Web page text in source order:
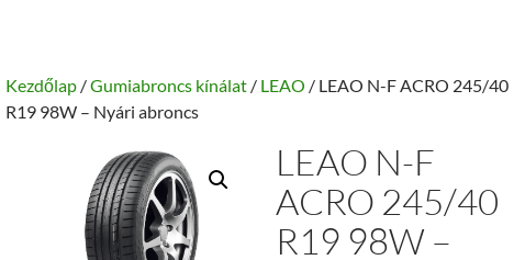
Kezdőlap /Gumiabroncs kínálat / LEAO / LEAO N-F ACRO 245/40
R19 98W – Nyári abroncs
LEAO N-F
ACRO 245/40
R19 98W –